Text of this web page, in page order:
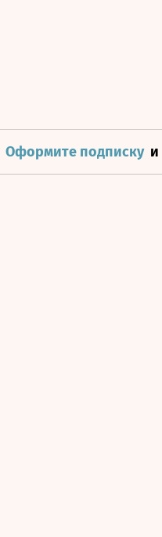
Оформите подписку и